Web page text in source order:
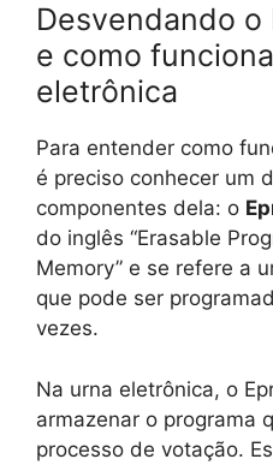
Desvendando o
e como
eletrônica
Para entender como
é preciso conhecer um
componentes dela: o
do inglês “Erasable
Memory” e se refere a
que pode ser
vezes.
Na urna eletrônica, o
armazenar o programa
processo de votação.